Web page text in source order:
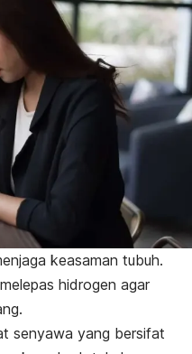
keasaman tubuh.
hidrogen agar
senyawa yang bersifat